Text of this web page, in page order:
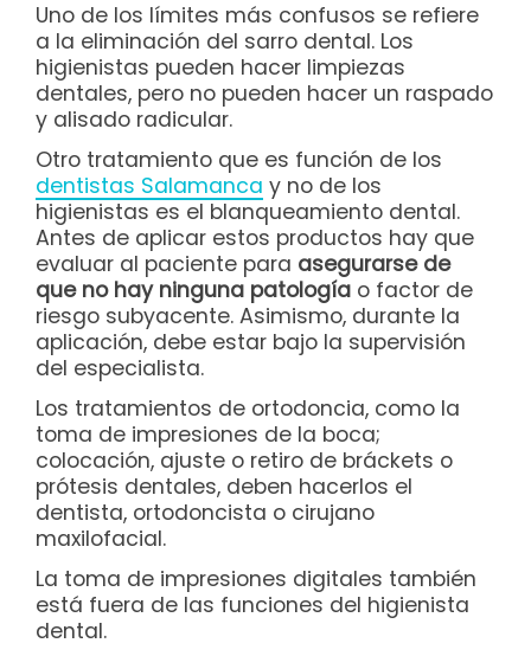
Uno de los límites más confusos se refiere
a la eliminación del sarro dental. Los
higienistas pueden hacer limpiezas
dentales, pero no pueden hacer un raspado
y alisado radicular.
Otro tratamiento que es función de los
dentistas Salamanca y no de los
higienistas es el blanqueamiento dental.
Antes de aplicar estos productos hay que
evaluar al paciente para asegurarse de
que no hay ninguna patología o factor de
riesgo subyacente. Asimismo, durante la
aplicación, debe estar bajo la supervisión
del especialista.
Los tratamientos de ortodoncia, como la
toma de impresiones de la boca;
colocación, ajuste o retiro de bráckets o
prótesis dentales, deben hacerlos el
dentista, ortodoncista o cirujano
maxilofacial.
La toma de impresiones digitales también
está fuera de las funciones del higienista
dental.